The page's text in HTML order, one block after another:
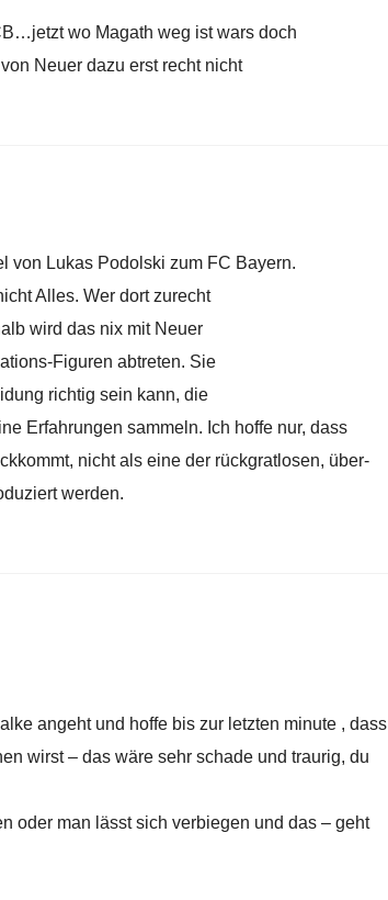
wo Magath weg ist wars doch
Neuer dazu erst recht nicht
von Lukas Podolski zum FC Bayern.
Alles. Wer dort zurecht
wird das nix mit Neuer
Figuren abtreten. Sie
richtig sein kann, die
Erfahrungen sammeln. Ich hoffe nur, dass
nicht als eine der rückgratlosen, über-
werden.
angeht und hoffe bis zur letzten minute , dass
wirst – das wäre sehr schade und traurig, du
oder man lässt sich verbiegen und das – geht